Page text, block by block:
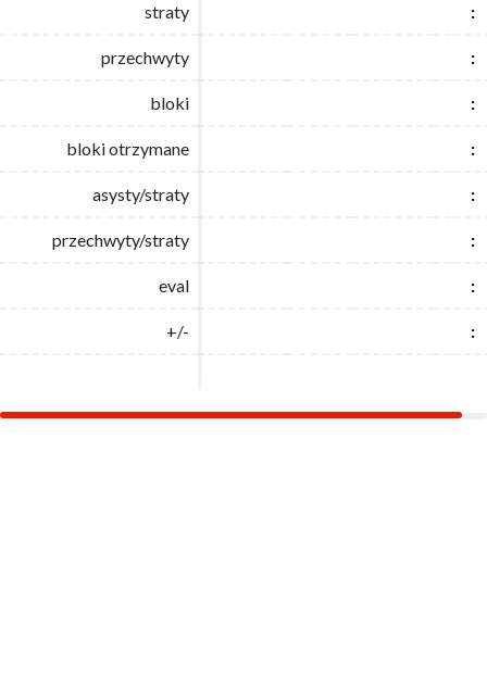
straty :
przechwyty :
bloki :
bloki otrzymane :
asysty/straty :
przechwyty/straty :
eval :
+/- :
straty :
przechwyty :
bloki :
bloki otrzymane :
asysty/straty :
przechwyty/straty :
eval :
+/- :